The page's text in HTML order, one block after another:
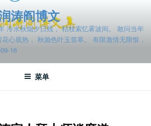
涛阎博文
冷水秋烟夕日残， 枯枝索忆雾波间。 敢问当年
心底热， 秋抛色叶玉笛寒。 有限激情无限恨，
16
菜单